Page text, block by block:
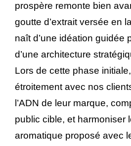
prospère remonte bien
goutte d’extrait versée en
naît d’une idéation guidée
d’une architecture
Lors de cette phase
étroitement avec nos
l’ADN de leur marque,
public cible, et harmoniser
aromatique proposé avec